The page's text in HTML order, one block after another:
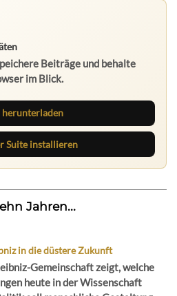
Beiträge und behalte
im Blick.
herunterladen
Suite installieren
Jahren...
in die düstere Zukunft
Gemeinschaft zeigt, welche
heute in der Wissenschaft